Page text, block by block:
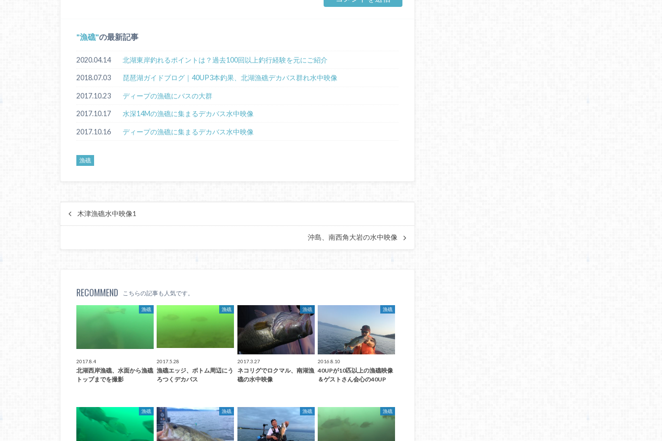
漁礁 の最新記事
2020.04.14 北湖東岸釣れるポイントは？過去100回以上釣行経験を元にご紹介
2018.07.03 琵琶湖ガイドブログ｜40UP3本釣果、北湖漁礁デカバス群れ水中映像
2017.10.23 ディープの漁礁にバスの大群
2017.10.17 水深14Mの漁礁に集まるデカバス水中映像
2017.10.16 ディープの漁礁に集まるデカバス水中映像
漁礁
木津漁礁水中映像1
沖島、南西角大岩の水中映像
RECOMMEND こちらの記事も人気です。
漁礁
2017.8.4
北湖西岸漁礁、水面から漁礁
トップまでを撮影
漁礁
2017.5.28
漁礁エッジ、ボトム周辺にう
ろつくデカバス
漁礁
2017.3.27
ネコリグでロクマル、南湖漁
礁の水中映像
漁礁
2016.8.10
40UPが10匹以上の漁礁映像
＆ゲストさん会心の40UP
漁礁 漁礁 漁礁 漁礁